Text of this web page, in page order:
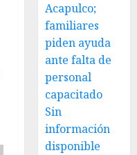
Acapulco;
familiares
piden ayuda
ante falta de
personal
capacitado
Sin
información
disponible